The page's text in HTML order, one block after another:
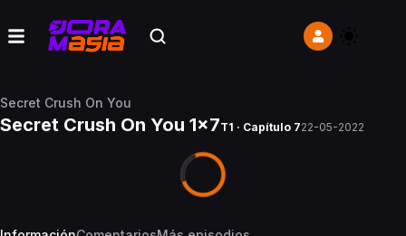
Secret Crush On You
Secret Crush On You 1x7T1 · Capítulo 722-05-2022